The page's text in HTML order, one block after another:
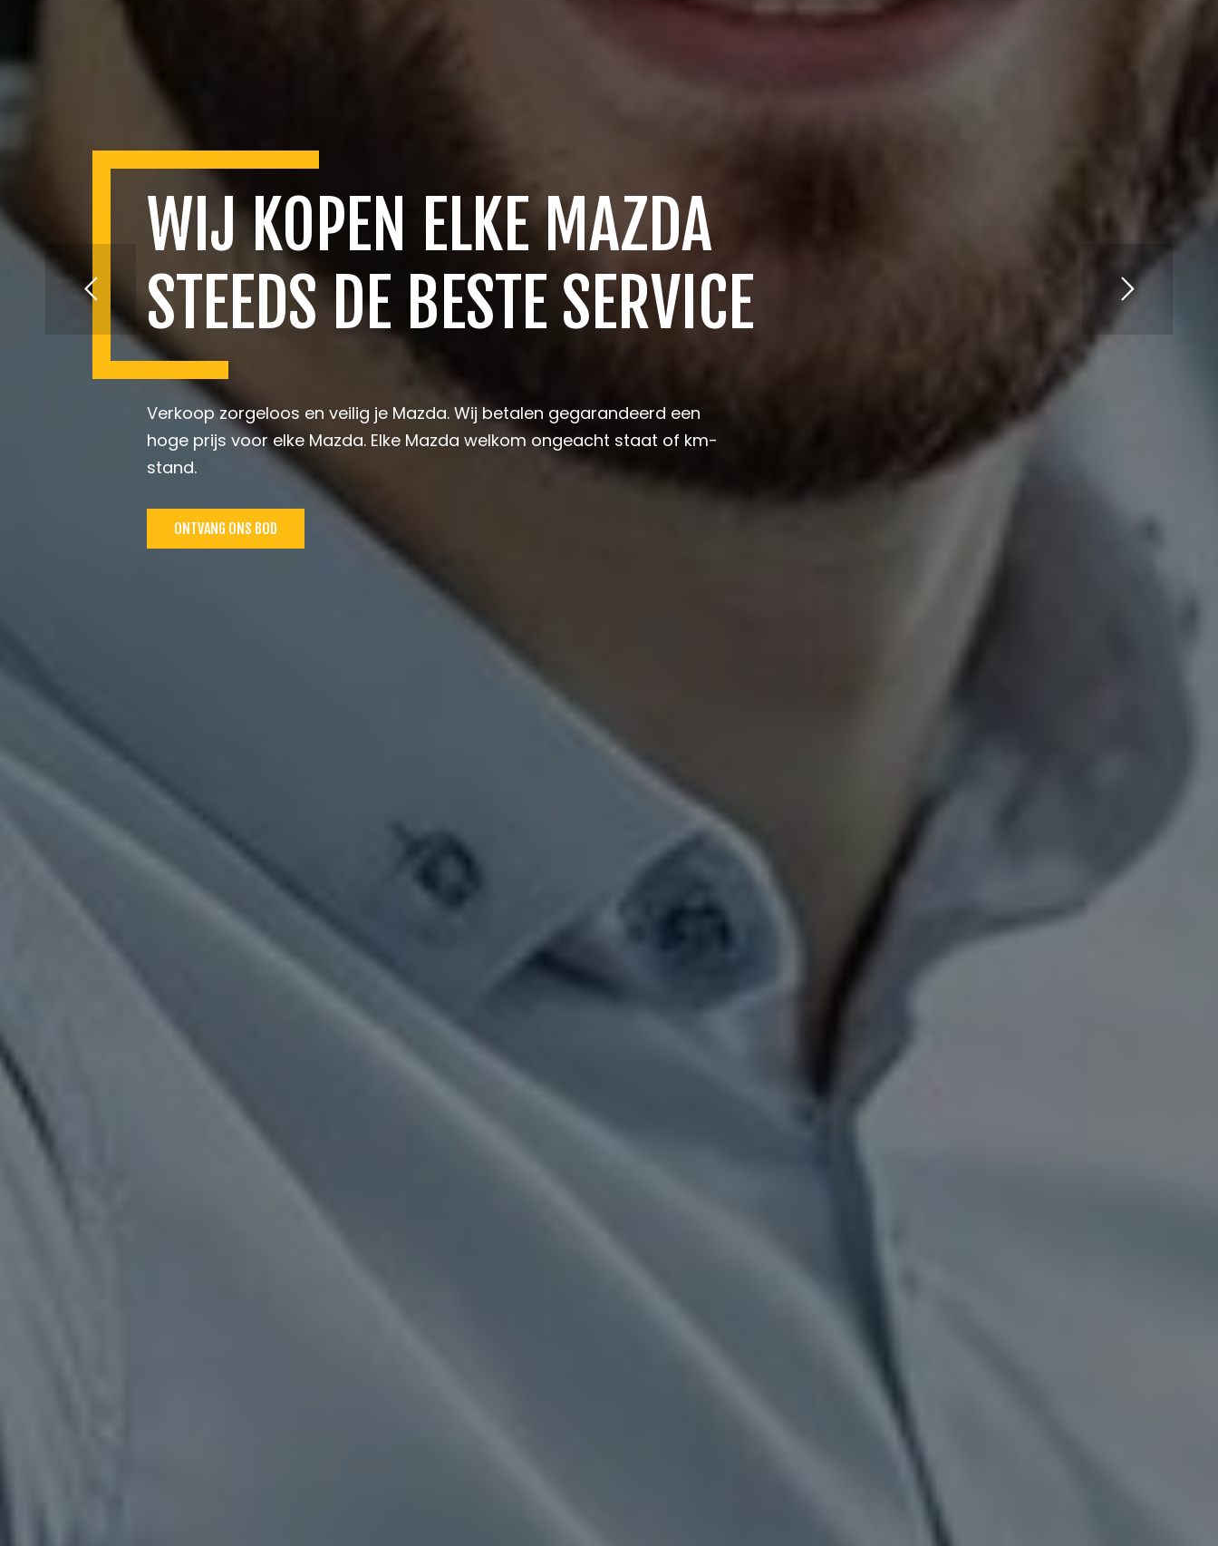
WIJ KOPEN ELKE MAZDA
STEEDS DE BESTE SERVICE
Verkoop zorgeloos en veilig je Mazda. Wij betalen gegarandeerd een
hoge prijs voor elke Mazda. Elke Mazda welkom ongeacht staat of km-
stand.
ONTVANG ONS BOD